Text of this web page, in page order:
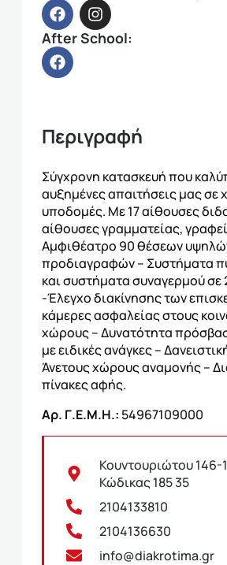
After School:
Περιγραφή
Σύγχρονη κατασκευή που
αυξημένες απαιτήσεις μας σε
υποδομές. Με 17 αίθουσες
αίθουσες γραμματείας,
Αμφιθέατρο 90 θέσεων
προδιαγραφών – Συστήματα
και συστήματα συναγερμού
-Έλεγχο διακίνησης των
κάμερες ασφαλείας στους
χώρους – Δυνατότητα
με ειδικές ανάγκες –
Άνετους χώρους αναμονής –
πίνακες αφής.
Αρ. Γ.Ε.Μ.Η.: 54967109000
Κουντουριώτου 146-
Κώδικας 185 35
2104133810
2104136630
info@diakrotima.gr